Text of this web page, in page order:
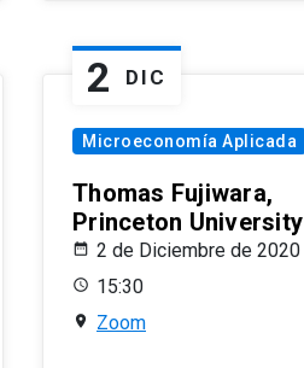
2 DIC
Microeconomía Aplicada
Thomas Fujiwara,
Princeton University
2 de Diciembre de 2020
15:30
Zoom